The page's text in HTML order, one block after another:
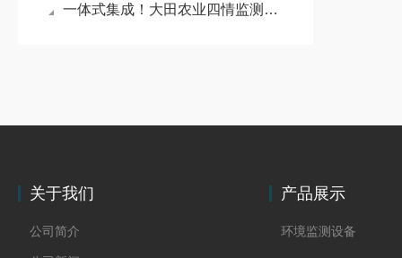
一体式集成！大田农业四情监测系统打造高标准农田数字化管控新风向
关于我们
公司简介
产品展示
环境监测设备